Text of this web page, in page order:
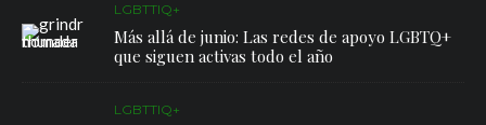
LGBTTIQ+
Más allá de junio: Las redes de apoyo LGBTQ+
que siguen activas todo el año
LGBTTIQ+